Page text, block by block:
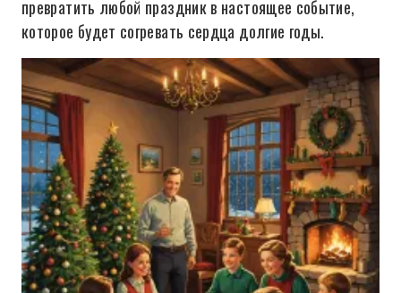
превратить любой праздник в настоящее событие,
которое будет согревать сердца долгие годы.